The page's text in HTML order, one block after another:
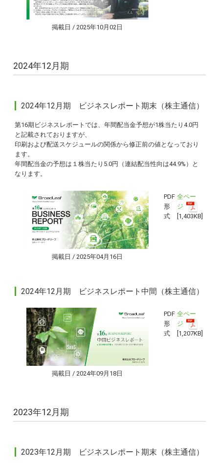
掲載日 / 2025年10月02日
2024年12月期
2024年12月期 ビジネスレポート期末（株主通信）
第16期ビジネスレポートでは、年間配当金予想が1株当たり4.0円
と記載されておりますが、
印刷および配送スケジュールの関係から修正前の値となっており
ます。
年間配当金の予想は１株当たり5.0円（連結配当性向は44.9%）と
なります。
掲載日 / 2025年04月16日
PDF
形
式
全ペー
ジ
[1,403KB]
2024年12月期 ビジネスレポート中間（株主通信）
掲載日 / 2024年09月18日
PDF
形
式
全ペー
ジ
[1,207KB]
2023年12月期
2023年12月期 ビジネスレポート期末（株主通信）